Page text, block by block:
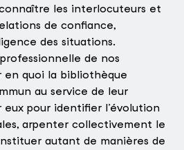
les interlocuteurs et
de confiance,
des situations.
de nos
en quoi la bibliothèque
au service de leur
eux pour identifier l’évolution
arpenter collectivement le
autant de manières de